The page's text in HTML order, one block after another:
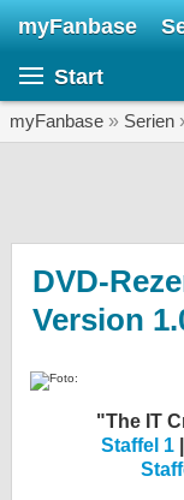
myFanbase
Start
myFanbase » Serien
DVD-
Version
"The IT
Staffel 1